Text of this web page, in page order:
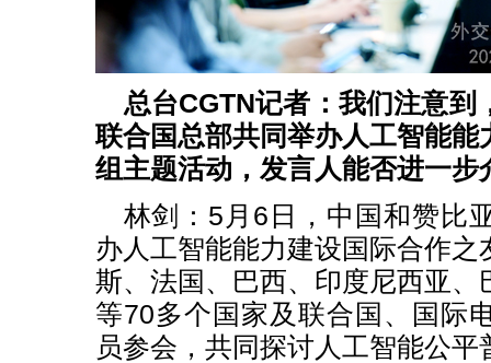
总台CGTN记者：我们注意到
联合国总部共同举办人工智能能
组主题活动，发言人能否进一步
林剑：5月6日，中国和赞比
办人工智能能力建设国际合作
斯、法国、巴西、印度尼西亚、
等70多个国家及联合国、国际
员参会，共同探讨人工智能公平